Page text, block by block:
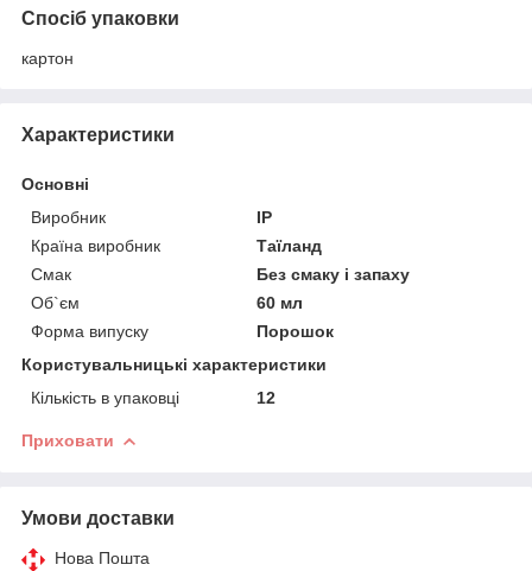
Спосіб упаковки
картон
Характеристики
Основні
Виробник
IP
Країна виробник
Таїланд
Смак
Без смаку і запаху
Об`єм
60 мл
Форма випуску
Порошок
Користувальницькі характеристики
Кількість в упаковці
12
Приховати
Умови доставки
Нова Пошта